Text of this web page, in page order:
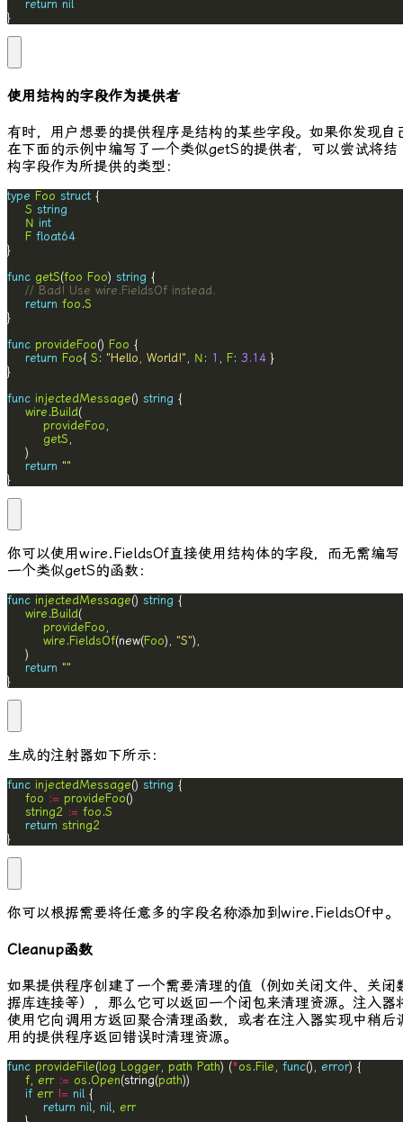
return nil
}
使用结构的字段作为提供者
有时，用户想要的提供程序是结构的某些字段。如果你发现自
在下面的示例中编写了一个类似getS的提供者，可以尝试将结
构字段作为所提供的类型：
type Foo struct
S string
N int
F float64
func getS(foo Foo) string
// Bad! Use wire.FieldsOf instead.
return foo .S
func provideFoo() Foo
return Foo{ S : "Hello, World!" , N : 1 , F: 3.14
func injectedMessage() string
wire .Build
provideFoo
getS
return ""
}
你可以使用 wire.FieldsOf直接使用结构体的字段，而无需编写
一个类似getS的函数：
func injectedMessage() string
wire .Build
provideFoo
wire .FieldsOf(new(Foo), "S"
return ""
}
生成的注射器如下所示：
func injectedMessage() string
foo := provideFoo
string2 := foo .S
return string2
}
你可以根据需要将任意多的字段名称添加到 wire.FieldsOf中。
Cleanup函数
如果提供程序创建了一个需要清理的值（例如关闭文件、关闭
据库连接等），那么它可以返回一个闭包来清理资源。注入器
使用它向调用方返回聚合清理函数，或者在注入器实现中稍后
用的提供程序返回错误时清理资源。
func provideFile(log Logger path Path) (*os .File func(), error
f err := os .Open(string(path
if err != nil
return nil nil err